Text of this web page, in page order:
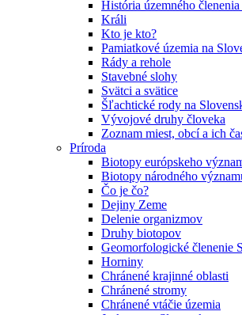
História územného
Králi
Kto je kto?
Pamiatkové územia na
Rády a rehole
Stavebné slohy
Svätci a svätice
Šľachtické rody na
Vývojové druhy človeka
Zoznam miest, obcí a ich
Príroda
Biotopy európskeho
Biotopy národného
Čo je čo?
Dejiny Zeme
Delenie organizmov
Druhy biotopov
Geomorfologické členenie
Horniny
Chránené krajinné oblasti
Chránené stromy
Chránené vtáčie územia